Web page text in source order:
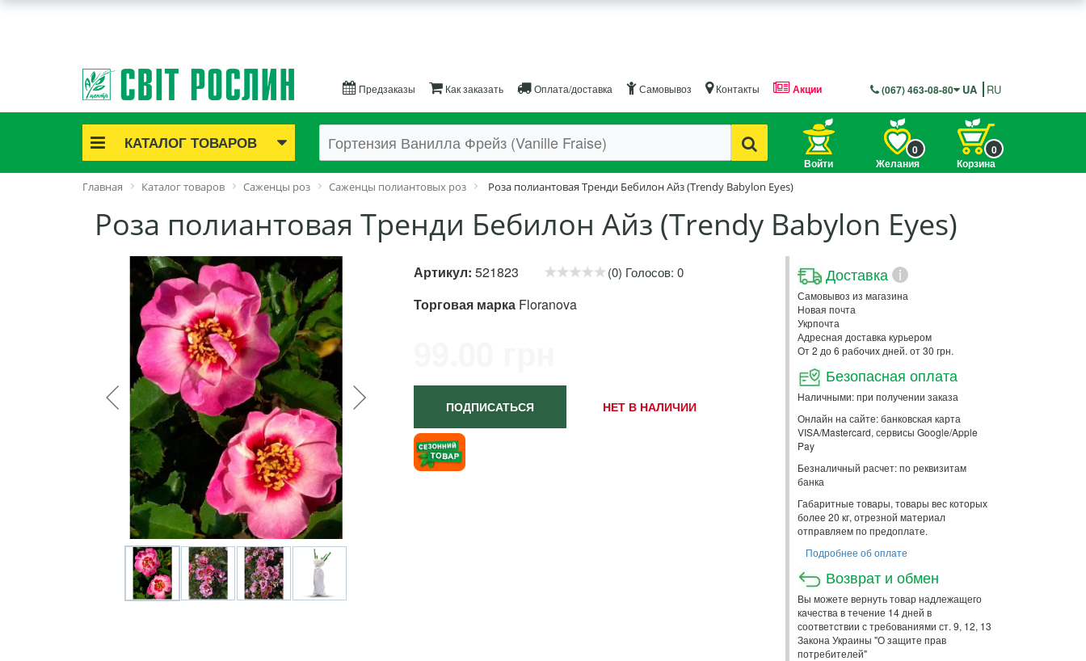
Предзаказы Как заказать Оплата/доставка Самовывоз Контакты Акции (067) 463-08-80 UA RU
КАТАЛОГ ТОВАРОВ
Акционные товары
Саженцы роз
Лук и чеснок
Семенной картофель
Семена и рассада
Саженцы декоративные
Средства защиты растений
Удобрения
Для комнатных растений
Для ландшафтного дизайна
Для полива
Инструменты и инвентарь
Виноделие
Пчеловодство
Садовые фигуры
Мицелий грибов
Товары для дома
Теплицы и укрывной материал
Войти Желания
0
Корзина
0
Главная Каталог товаров Саженцы роз Саженцы полиантовых роз Роза полиантовая Тренди Бебилон Айз (Trendy Babylon Eyes)
Роза полиантовая Тренди Бебилон Айз (Trendy Babylon Eyes)
Артикул: 521823 (0) Голосов: 0
Торговая марка Floranova
ПОДПИСАТЬСЯ НЕТ В НАЛИЧИИ
Доставка i
Самовывоз из магазина
Новая почта
Укрпочта
Адресная доставка курьером
От 2 до 6 рабочих дней. от 30 грн.
Безопасная оплата
Наличными: при получении заказа
Онлайн на сайте: банковская карта
VISA/Mastercard, сервисы Google/Apple
Pay
Безналичный расчет: по реквизитам
банка
Габаритные товары, товары вес которых
более 20 кг, отрезной материал
отправляем по предоплате.
Подробнее об оплате
Возврат и обмен
Вы можете вернуть товар надлежащего
качества в течение 14 дней в
соответствии с требованиями ст. 9, 12, 13
Закона Украины "О защите прав
потребителей"